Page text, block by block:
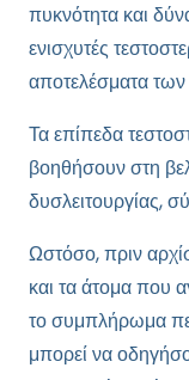
πυκνότητα και
ενισχυτές
αποτελέσματα
Τα επίπεδα
βοηθήσουν στη
δυσλειτουργίας,
Ωστόσο, πριν
και τα άτομα που
το συμπλήρωμα
μπορεί να